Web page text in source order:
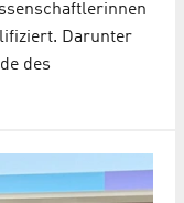
Darunter
des